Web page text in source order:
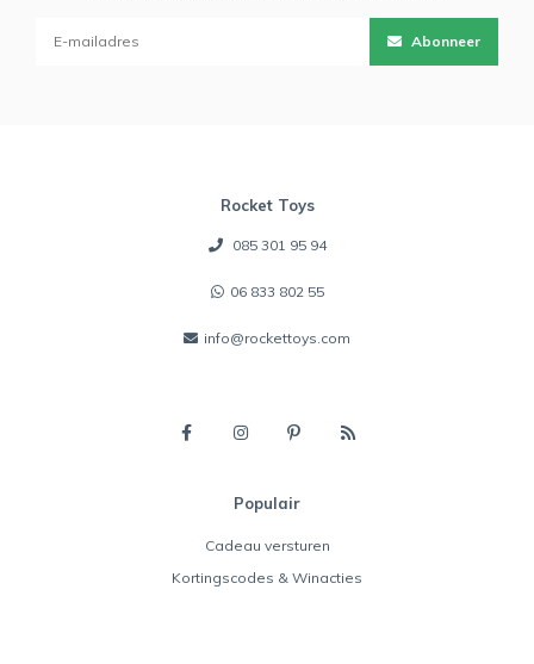
Abonneer
Rocket Toys
085 301 95 94
06 833 802 55
info@rockettoys.com
Populair
Cadeau versturen
Kortingscodes & Winacties